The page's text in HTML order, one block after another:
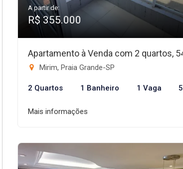
A partir de:
R$ 355.000
Apartamento à Venda com 2 quartos,
Mirim, Praia Grande-SP
2 Quartos 1 Banheiro 1 Vaga
Mais informações